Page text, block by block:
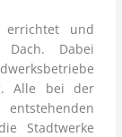
errichtet und
Dabei
Alle bei der
Stadtwerke